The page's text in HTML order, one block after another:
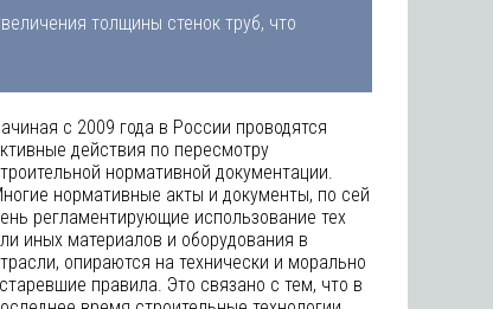
толщины стенок труб, что
с 2009 года в России проводятся
действия по пересмотру
нормативной документации.
нормативные акты и документы, по сей
регламентирующие использование тех
иных материалов и оборудования в
опираются на технически и морально
правила. Это связано с тем, что в